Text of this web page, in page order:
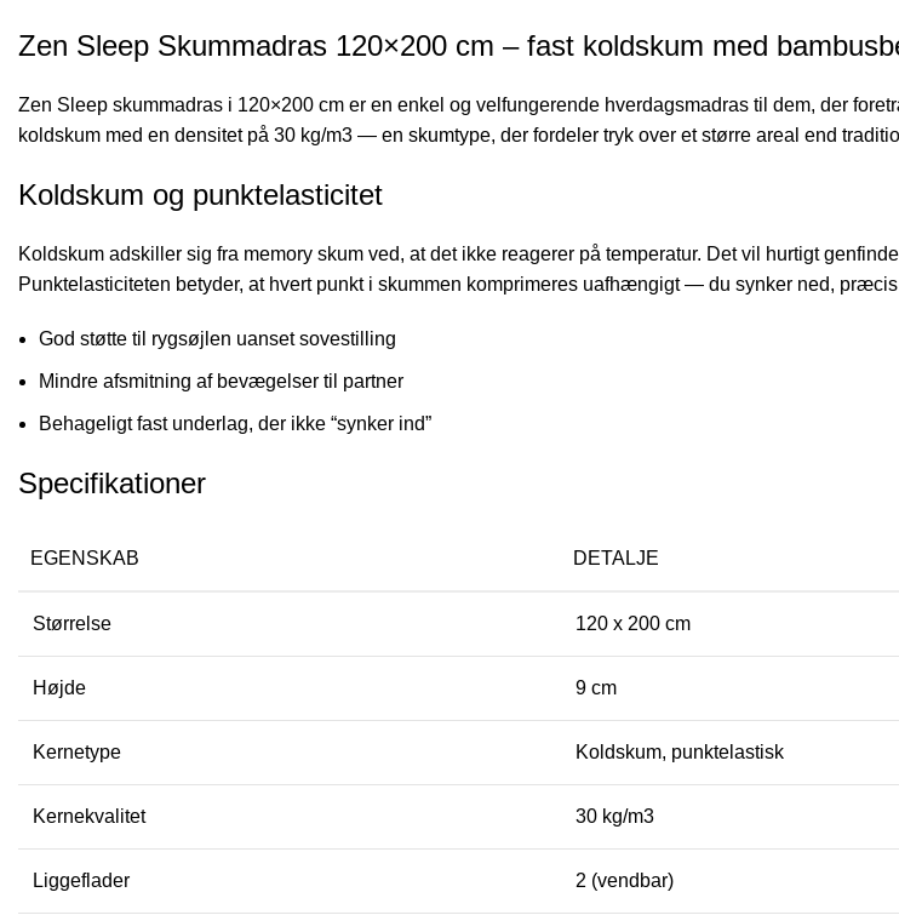
Zen Sleep Skummadras 120×200 cm – fast koldskum med
Zen Sleep skummadras i 120×200 cm er en enkel og velfungerende hverdagsmadras til dem, der
koldskum med en densitet på 30 kg/m3 — en skumtype, der fordeler tryk over et større areal end
Koldskum og punktelasticitet
Koldskum adskiller sig fra memory skum ved, at det ikke reagerer på temperatur. Det vil hurtigt
Punktelasticiteten betyder, at hvert punkt i skummen komprimeres uafhængigt — du synker ned,
God støtte til rygsøjlen uanset sovestilling
Mindre afsmitning af bevægelser til partner
Behageligt fast underlag, der ikke “synker ind”
Specifikationer
EGENSKAB DETALJE
Størrelse 120 x 200 cm
Højde 9 cm
Kernetype Koldskum, punktelastisk
Kernekvalitet 30 kg/m3
Liggeflader 2 (vendbar)